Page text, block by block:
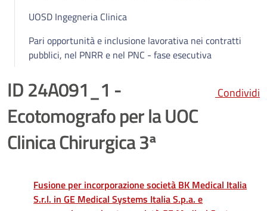
UOSD Ingegneria Clinica
Pari opportunità e inclusione lavorativa nei contratti
pubblici, nel PNRR e nel PNC - fase esecutiva
ID 24A091_1 -
Ecotomografo per la UOC
Clinica Chirurgica 3ª
Condividi
Fusione per incorporazione società BK Medical Italia
S.r.l. in GE Medical Systems Italia S.p.a. e